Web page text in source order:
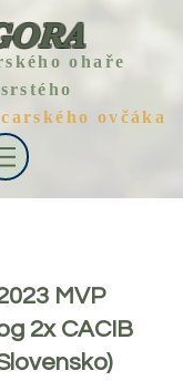
ohaře
ovčáka
MVP
2x CACIB